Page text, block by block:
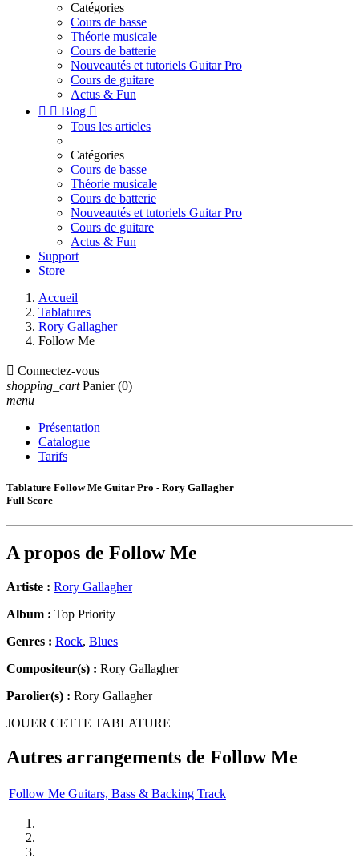
Catégories
Cours de basse
Théorie musicale
Cours de batterie
Nouveautés et tutoriels Guitar Pro
Cours de guitare
Actus & Fun
  Blog 
Tous les articles
Catégories
Cours de basse
Théorie musicale
Cours de batterie
Nouveautés et tutoriels Guitar Pro
Cours de guitare
Actus & Fun
Support
Store
Accueil
Tablatures
Rory Gallagher
Follow Me
 Connectez-vous
shopping_cart Panier (0)
menu
Présentation
Catalogue
Tarifs
Tablature Follow Me Guitar Pro - Rory Gallagher
Full Score
A propos de Follow Me
Artiste : Rory Gallagher
Album : Top Priority
Genres : Rock, Blues
Compositeur(s) : Rory Gallagher
Parolier(s) : Rory Gallagher
JOUER CETTE TABLATURE
Autres arrangements de Follow Me
Follow Me Guitars, Bass & Backing Track